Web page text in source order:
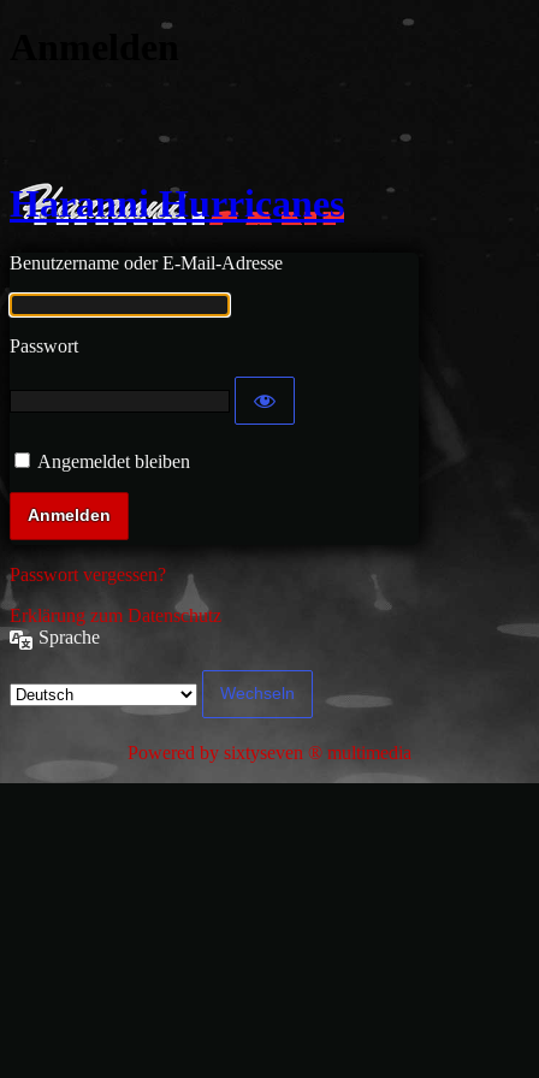
Haranni Hurricanes
Benutzername oder E-Mail-Adresse
Passwort
Angemeldet bleiben
Passwort vergessen?
Erklärung zum Datenschutz
Sprache
Powered by sixtyseven ® multimedia